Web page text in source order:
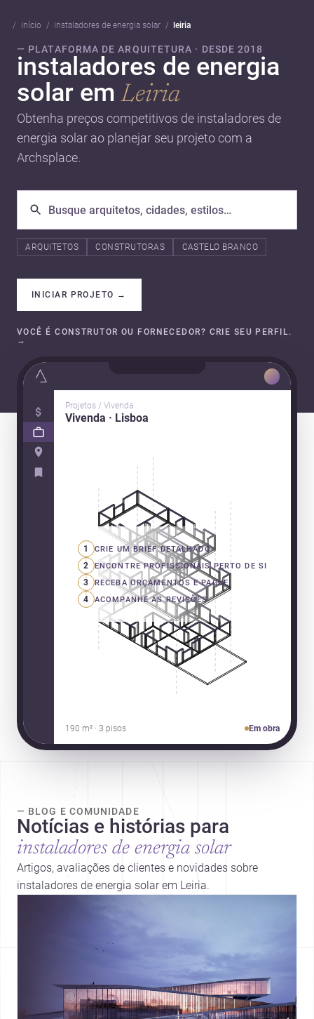
início instaladores de energia solar leiria
— PLATAFORMA DE ARQUITETURA · DESDE 2018
instaladores de energia
solar emLeiria
Obtenha preços competitivos de instaladores de
energia solar ao planejar seu projeto com a
Archsplace.
ARQUITETOS CONSTRUTORAS CASTELO BRANCO
INICIAR PROJETO →
VOCÊ É CONSTRUTOR OU FORNECEDOR? CRIE SEU PERFIL.
→
Projetos / Vivenda
Vivenda · Lisboa
1 CRIE UM BRIEF DETALHADO
2 ENCONTRE PROFISSIONAIS PERTO DE SI
3 RECEBA ORÇAMENTOS E PAGUE
4 ACOMPANHE AS REVISÕES
190 m² · 3 pisos Em obra
— BLOG E COMUNIDADE
Notícias e histórias para
instaladores de energia solar
Artigos, avaliações de clientes e novidades sobre
instaladores de energia solar em Leiria.